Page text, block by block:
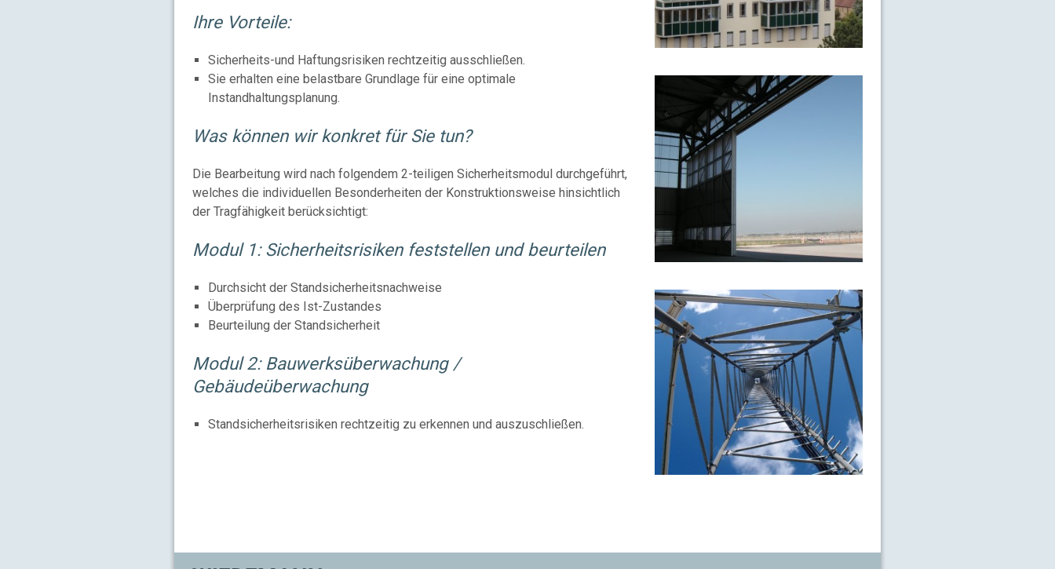
Ihre Vorteile:
Sicherheits-und Haftungsrisiken rechtzeitig ausschließen.
Sie erhalten eine belastbare Grundlage für eine optimale
Instandhaltungsplanung.
Was können wir konkret für Sie tun?
Die Bearbeitung wird nach folgendem 2-teiligen Sicherheitsmodul durchgeführt,
welches die individuellen Besonderheiten der Konstruktionsweise hinsichtlich
der Tragfähigkeit berücksichtigt:
Modul 1: Sicherheitsrisiken feststellen und beurteilen
Durchsicht der Standsicherheitsnachweise
Überprüfung des Ist-Zustandes
Beurteilung der Standsicherheit
Modul 2: Bauwerksüberwachung /
Gebäudeüberwachung
Standsicherheitsrisiken rechtzeitig zu erkennen und auszuschließen.